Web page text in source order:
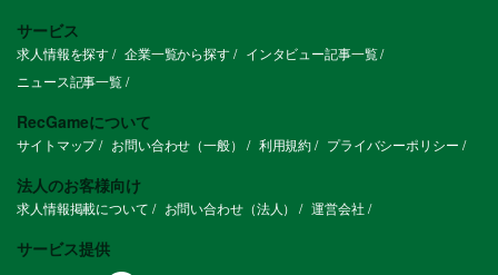
サービス
求人情報を探す 企業一覧から探す
インタビュー記事一覧
ニュース記事一覧
RecGameについて
サイトマップ お問い合わせ（一般） 利用規約 プライバシーポリシー
法人のお客様向け
求人情報掲載について お問い合わせ（法人） 運営会社
サービス提供